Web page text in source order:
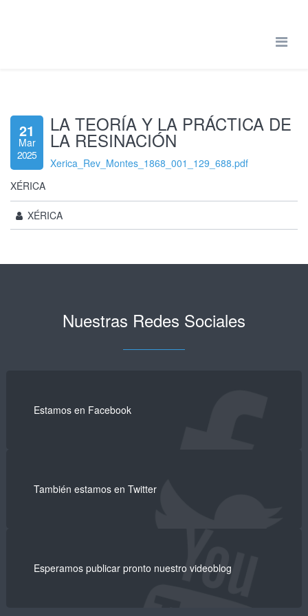
21
Mar
2025
LA TEORÍA Y LA PRÁCTICA DE
LA RESINACIÓN
Xerica_Rev_Montes_1868_001_129_688.pdf
XÉRICA
XÉRICA
Nuestras Redes Sociales
Estamos en Facebook
También estamos en Twitter
Esperamos publicar pronto nuestro videoblog